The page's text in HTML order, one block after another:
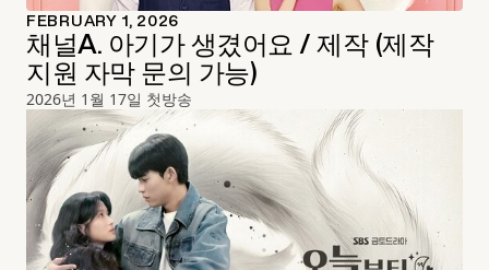
FEBRUARY 1, 2026
채널A. 아기가 생겼어요 / 제작 (제작
지원 자막 문의 가능)
2026년 1월 17일 첫방송